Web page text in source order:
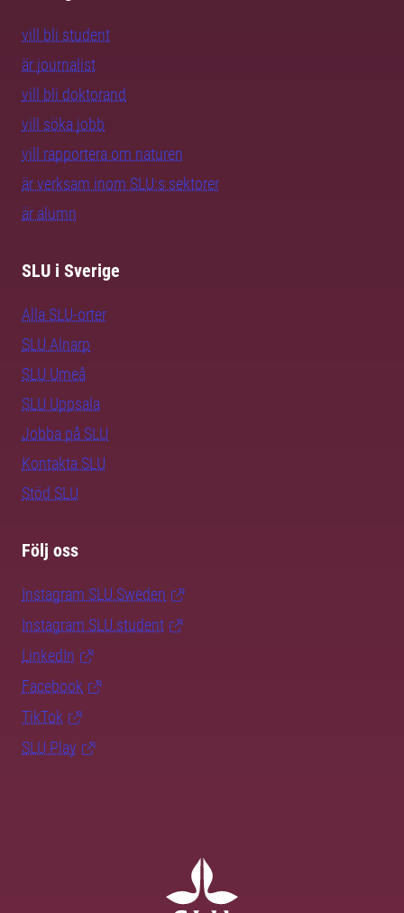
vill bli student
är journalist
vill bli doktorand
vill söka jobb
vill rapportera om naturen
är verksam inom SLU:s sektorer
är alumn
SLU i Sverige
Alla SLU-orter
SLU Alnarp
SLU Umeå
SLU Uppsala
Jobba på SLU
Kontakta SLU
Stöd SLU
Följ oss
Instagram SLU.Sweden
Instagram SLU.student
LinkedIn
Facebook
TikTok
SLU Play